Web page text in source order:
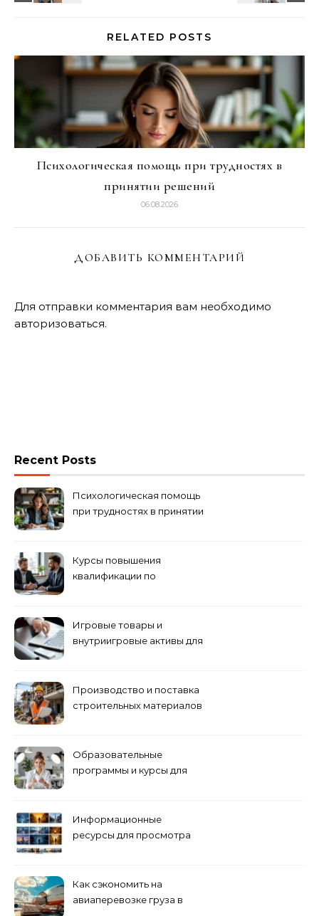
RELATED POSTS
Психологическая помощь при трудностях в
принятии решений
06.08.2026
ДОБАВИТЬ КОММЕНТАРИЙ
Для отправки комментария вам необходимо
авторизоваться.
Recent Posts
Психологическая помощь
при трудностях в принятии
Курсы повышения
квалификации по
Игровые товары и
внутриигровые активы для
приобретения
Производство и поставка
строительных материалов
Образовательные
программы и курсы для
Информационные
ресурсы для просмотра
Как сэкономить на
авиаперевозке груза в